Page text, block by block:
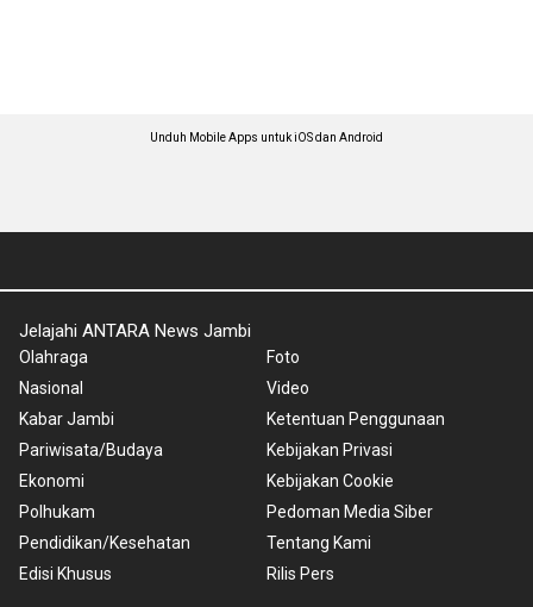
Unduh Mobile Apps untuk iOS dan Android
Jelajahi ANTARA News Jambi
Olahraga
Nasional
Kabar Jambi
Pariwisata/Budaya
Ekonomi
Polhukam
Pendidikan/Kesehatan
Edisi Khusus
Foto
Video
Ketentuan Penggunaan
Kebijakan Privasi
Kebijakan Cookie
Pedoman Media Siber
Tentang Kami
Rilis Pers